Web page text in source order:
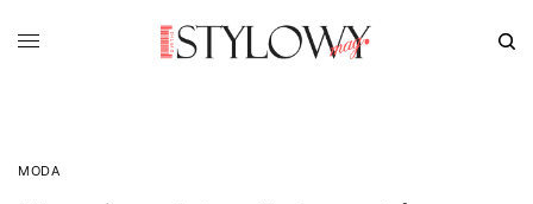
MODA